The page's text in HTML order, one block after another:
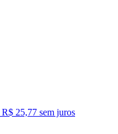
R$ 25,77 sem juros